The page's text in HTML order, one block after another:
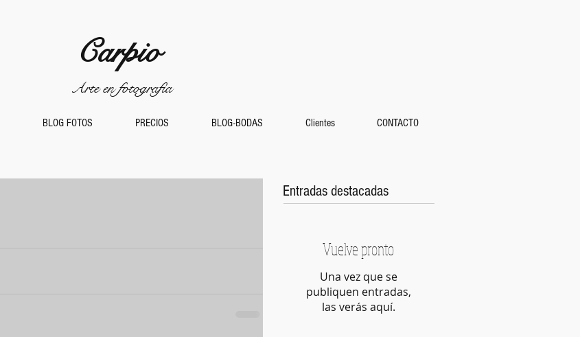
Carpio
Arte en fotografía
BLOG FOTOS PRECIOS BLOG-BODAS Clientes CONTACTO
Entradas destacadas
Vuelve pronto
Una vez que se
publiquen entradas,
las verás aquí.